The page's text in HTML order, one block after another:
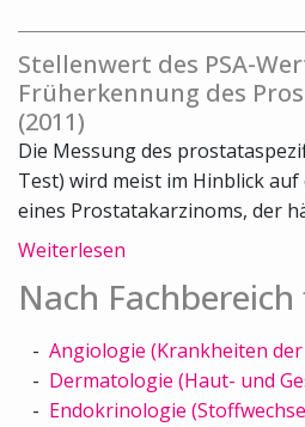
Stellenwert des PSA-
Früherkennung des
(2011)
Die Messung des
Test) wird meist im Hinblick
eines Prostatakarzinoms, der
Weiterlesen
Nach
Angiologie (Krankheiten der
Dermatologie (Haut- und
Endokrinologie